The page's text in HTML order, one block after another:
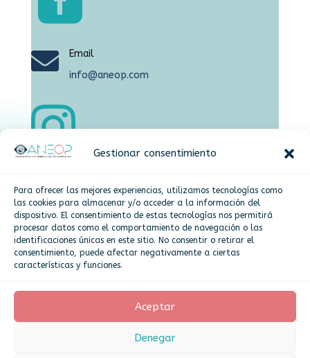
Gestionar consentimiento
Para ofrecer las mejores experiencias, utilizamos tecnologías como
las cookies para almacenar y/o acceder a la información del
dispositivo. El consentimiento de estas tecnologías nos permitirá
procesar datos como el comportamiento de navegación o las
identificaciones únicas en este sitio. No consentir o retirar el
consentimiento, puede afectar negativamente a ciertas
características y funciones.
Aceptar
Denegar

Email
info@aneop.com


Plaza de la Constitución,15 Alcorcón
Más info
Asociación Nacional de Empresarios de Óptica